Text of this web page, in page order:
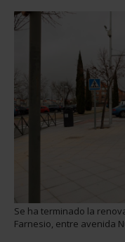
Se ha terminado la
Farnesio, entre avenida